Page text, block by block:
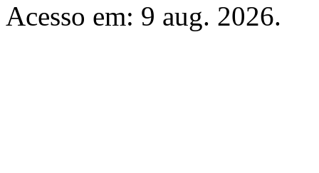
Acesso em: 9 aug. 2026.